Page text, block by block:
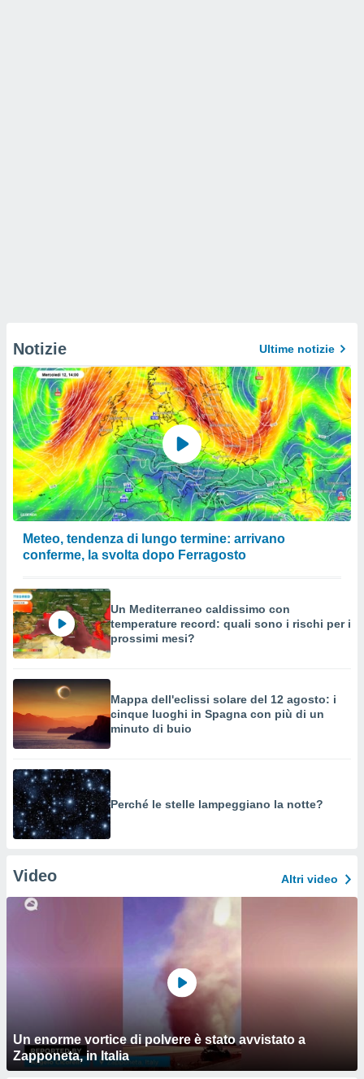
Notizie Ultime notizie
Meteo, tendenza di lungo termine: arrivano
conferme, la svolta dopo Ferragosto
Un Mediterraneo caldissimo con
temperature record: quali sono i rischi per i
prossimi mesi?
Mappa dell'eclissi solare del 12 agosto: i
cinque luoghi in Spagna con più di un
minuto di buio
Perché le stelle lampeggiano la notte?
Video Altri video
Un enorme vortice di polvere è stato avvistato a
Zapponeta, in Italia